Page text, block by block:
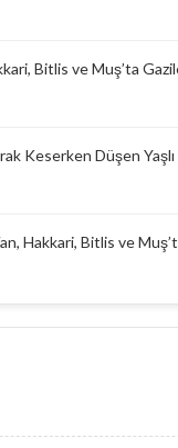
Bitlis ve Muş’ta
Keserken Düşen Yaşlı
Hakkari, Bitlis ve